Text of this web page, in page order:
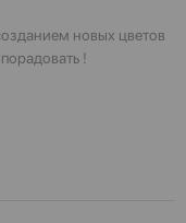
новых цветов
!